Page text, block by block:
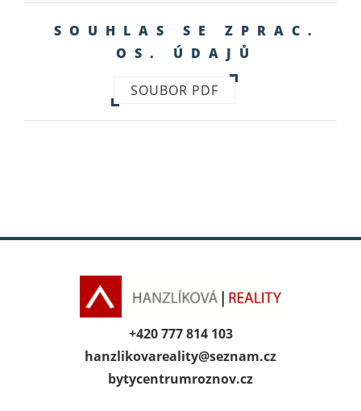
SOUBOR PDF
SOUHLAS SE ZPRAC.
OS. ÚDAJŮ
+420 777 814 103
hanzlikovareality@seznam.cz
bytycentrumroz­nov.cz